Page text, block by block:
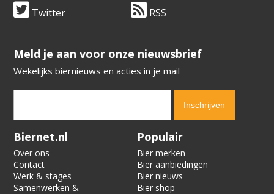
Twitter RSS
​​​​​​​Meld je aan voor onze nieuwsbrief
Wekelijks biernieuws en acties in je mail
Verification code:
Biernet.nl
Over ons
Contact
Werk & stages
Samenwerken &
Populair
Bier merken
Bier aanbiedingen
Bier nieuws
Bier shop